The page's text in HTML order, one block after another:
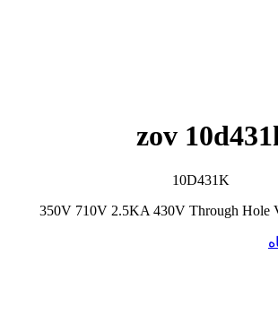
10D431K
350V 710V 2.5KA 430V Through Hole